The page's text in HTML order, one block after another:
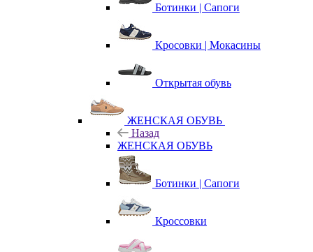
Ботинки | Сапоги
Кросовки | Мокасины
Открытая обувь
ЖЕНСКАЯ ОБУВЬ
Назад
ЖЕНСКАЯ ОБУВЬ
Ботинки | Сапоги
Кроссовки